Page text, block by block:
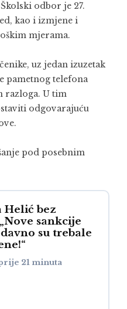
odbor je 27.
kao i izmjene i
mjerama.
uz jedan izuzetak
pametnog telefona
razloga. U tim
odgovarajuću
pod posebnim
Helić bez
sankcije
su trebale
21 minuta